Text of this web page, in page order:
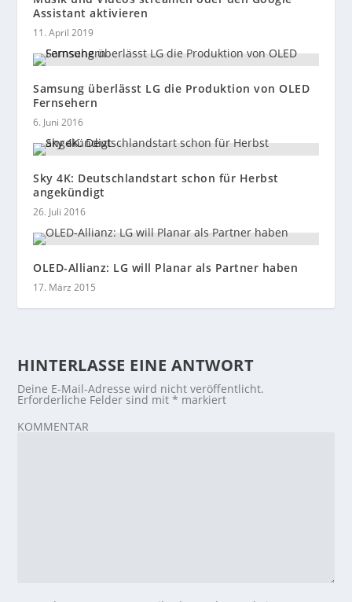
Assistant aktivieren
11. April 2019
Samsung überlässt LG die Produktion von OLED
Fernsehern
6. Juni 2016
Sky 4K: Deutschlandstart schon für Herbst
angekündigt
26. Juli 2016
OLED-Allianz: LG will Planar als Partner haben
17. März 2015
HINTERLASSE EINE ANTWORT
Deine E-Mail-Adresse wird nicht veröffentlicht.
Erforderliche Felder sind mit* markiert
KOMMENTAR